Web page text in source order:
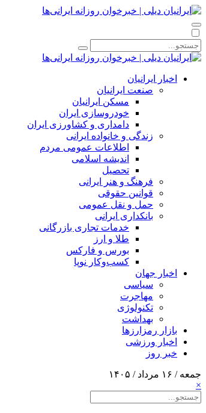
اخبار ایرانیان
صنعت ایرانیان
مسکن ایرانیان
خودروسازی ایران
دامداری و کشاورزی ایران
زندگی و خانواده ایرانی
اطلاعات عمومی مردم
اندیشه اسلامی
تحصیل
فرهنگ و هنر ایرانی
قوانین حقوقی
حمل و نقل عمومی
بانکداری ایرانی
خدمات تجاری بازرگانی
طلا و ارز
بورس و فارکس
کسب‌وکار نوپا
اخبار جهان
سیاسی
مهاجرت
تکنولوژی
بهداشت
بازار رمزارزها
اخبار ورزشی
خبر روز
جمعه / ۱۶ مرداد / ۱۴۰۵
×